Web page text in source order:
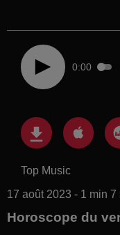
0:00
Top Music
17 août 2023 - 1 min 7
Horoscope du